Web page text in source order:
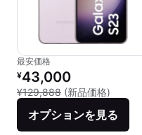
最安価格
リファービッシュ品の価格：
¥43,000
¥129,888 (新品価格) 新品
オプションを見る